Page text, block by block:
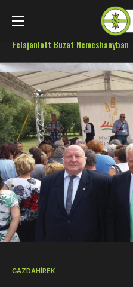
Felajánlott Búzát Nemeshanyban
GAZDAHÍREK